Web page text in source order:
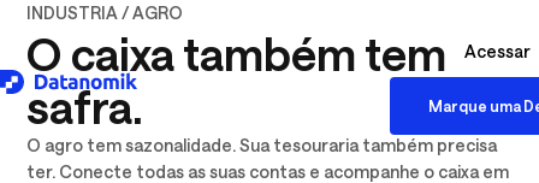
Download logo .SVG
Acessar
Marque uma
INDUSTRIA / AGRO
O caixa também tem
safra.
O agro tem sazonalidade. Sua tesouraria também precisa
ter. Conecte todas as suas contas e acompanhe o caixa em